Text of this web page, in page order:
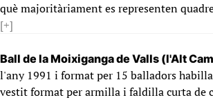
què majoritàriament es representen
[+]
Ball de la Moixiganga de Valls (l'Alt
l'any 1991 i format per 15 balladors
vestit format per armilla i faldilla curta de